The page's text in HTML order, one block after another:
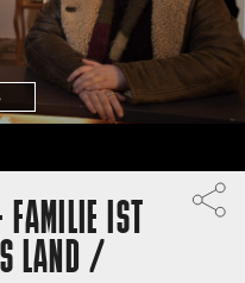
FAMILIE IST
LAND /